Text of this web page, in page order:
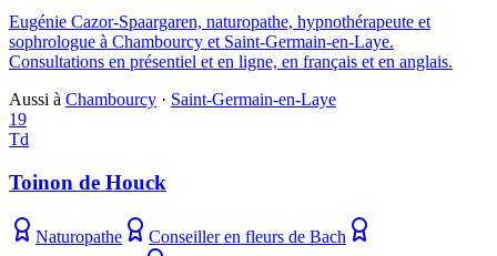
Eugénie Cazor-Spaargaren, naturopathe, hypnothérapeute et
sophrologue à Chambourcy et Saint-Germain-en-Laye.
Consultations en présentiel et en ligne, en français et en anglais.
Aussi à Chambourcy · Saint-Germain-en-Laye
19
Td
Toinon de Houck
Naturopathe
Conseiller en fleurs de Bach